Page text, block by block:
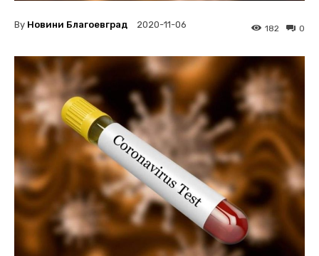
By Новини Благоевград 2020-11-06 0
182